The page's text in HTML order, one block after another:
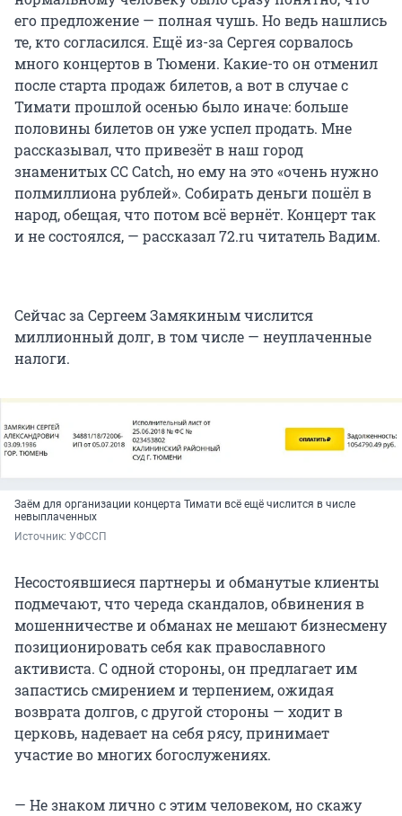
его предложение — полная чушь. Но ведь нашлись
те, кто согласился. Ещё из-за Сергея сорвалось
много концертов в Тюмени. Какие-то он отменил
после старта продаж билетов, а вот в случае с
Тимати прошлой осенью было иначе: больше
половины билетов он уже успел продать. Мне
рассказывал, что привезёт в наш город
знаменитых CC Catch, но ему на это «очень нужно
полмиллиона рублей». Собирать деньги пошёл в
народ, обещая, что потом всё вернёт. Концерт так
и не состоялся, — рассказал 72.ru читатель Вадим.
Сейчас за Сергеем Замякиным числится
миллионный долг, в том числе — неуплаченные
налоги.
Заём для организации концерта Тимати всё ещё числится в числе
невыплаченных
Источник: УФССП
Несостоявшиеся партнеры и обманутые клиенты
подмечают, что череда скандалов, обвинения в
мошенничестве и обманах не мешают бизнесмену
позиционировать себя как православного
активиста. С одной стороны, он предлагает им
запастись смирением и терпением, ожидая
возврата долгов, с другой стороны — ходит в
церковь, надевает на себя рясу, принимает
участие во многих богослужениях.
— Не знаком лично с этим человеком, но скажу